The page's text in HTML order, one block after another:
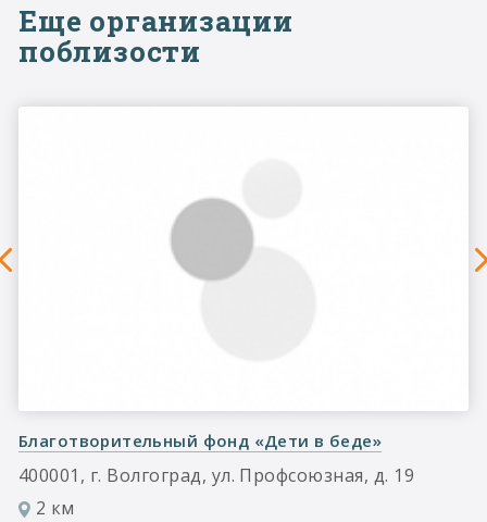
Еще организации
поблизости
Благотворительный фонд «Дети в беде»
400001, г. Волгоград, ул. Профсоюзная, д. 19
2 км